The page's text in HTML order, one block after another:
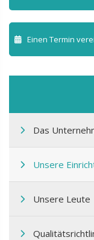
Einen Termin
Das
Unsere
Unsere Leute